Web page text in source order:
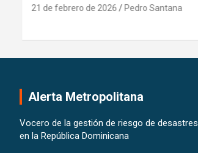
21 de febrero de 2026 Pedro Santana
Alerta Metropolitana
Vocero de la gestión de riesgo de desastres
en la República Dominicana